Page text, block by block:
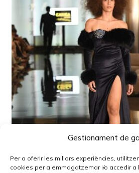
Gestionament de
Per a oferir les millors experiències,
cookies per a emmagatzemar i/o accedir a